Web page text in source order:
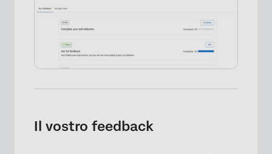
Il vostro feedback